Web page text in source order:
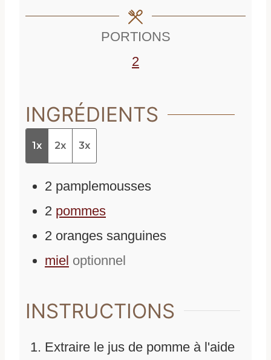
PORTIONS
2
INGRÉDIENTS
1x 2x 3x
2 pamplemousses
2 pommes
2 oranges sanguines
miel optionnel
INSTRUCTIONS
Extraire le jus de pomme à l'aide